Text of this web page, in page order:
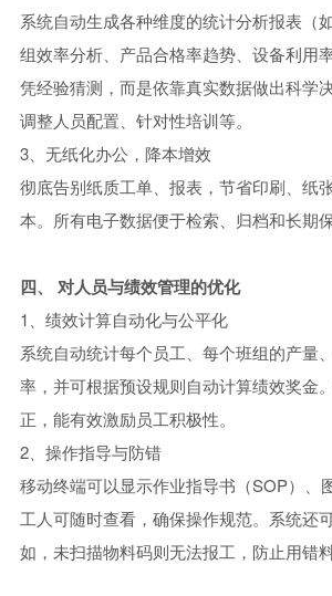
系统自动生成各种维度的统计分析报表（
组效率分析、产品合格率趋势、设备利用
凭经验猜测，而是依靠真实数据做出科学
调整人员配置、针对性培训等。
3、无纸化办公，降本增效
彻底告别纸质工单、报表，节省印刷、纸
本。所有电子数据便于检索、归档和长期保
四、 对人员与绩效管理的优化
1、绩效计算自动化与公平化
系统自动统计每个员工、每个班组的产量
率，并可根据预设规则自动计算绩效奖金
正，能有效激励员工积极性。
2、操作指导与防错
移动终端可以显示作业指导书（SOP）、
工人可随时查看，确保操作规范。系统还
如，未扫描物料码则无法报工，防止用错料